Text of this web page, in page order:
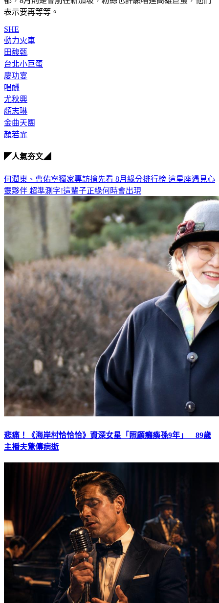
表示要再等等。
SHE
動力火車
田馥甄
台北小巨蛋
慶功宴
唱酬
尤秋興
顏志琳
金曲天團
顏若霏
◤人氣夯文◢
何潤東、曹佑寧獨家專訪搶先看 8月緣分排行榜 這星座遇見心
靈夥伴 超準測字!這輩子正緣何時會出現
悲痛！《海岸村恰恰恰》資深女星「照顧癱瘓孫9年」 89歲
主播夫驚傳病逝